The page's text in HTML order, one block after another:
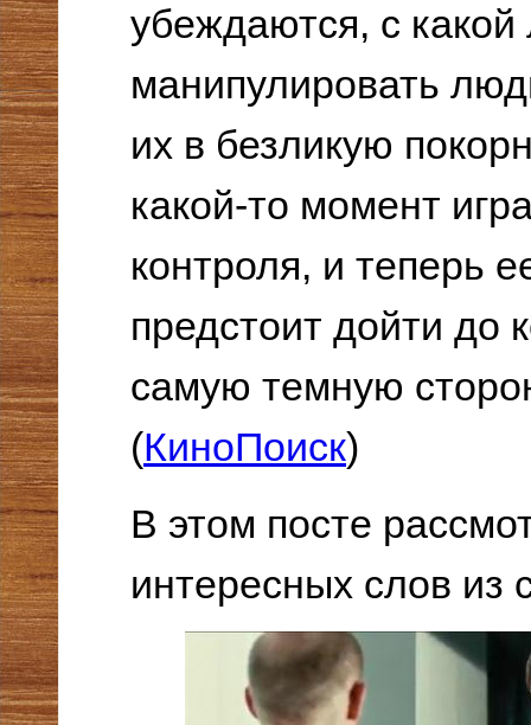
убеждаются, с
манипулировать
их в безликую
какой-то момент
контроля, и теперь
предстоит дойти до
самую темную
(КиноПоиск)
В этом посте
интересных слов из